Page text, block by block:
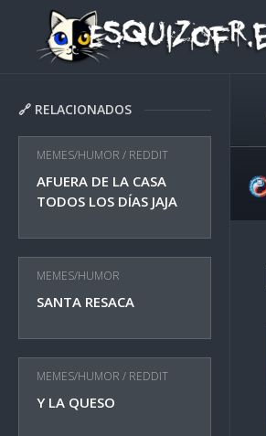
content
🔗 RELACIONADOS
MEMES/HUMOR / REDDIT
AFUERA DE LA CASA
TODOS LOS DÍAS JAJA
MEMES/HUMOR
SANTA RESACA
MEMES/HUMOR / REDDIT
Y LA QUESO